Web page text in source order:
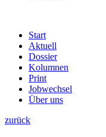
Start
Aktuell
Dossier
Kolumnen
Print
Jobwechsel
Über uns
zurück